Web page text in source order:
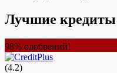
Лучшие кредиты
98% одобрений!
(4.2)